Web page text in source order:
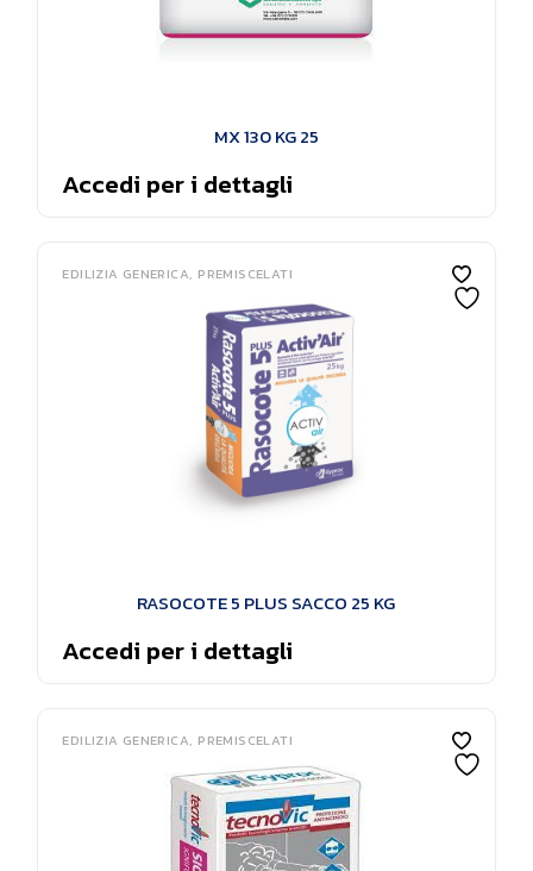
MX 130 KG 25
Accedi per i dettagli
EDILIZIA GENERICA PREMISCELATI
RASOCOTE 5 PLUS SACCO 25 KG
Accedi per i dettagli
EDILIZIA GENERICA PREMISCELATI